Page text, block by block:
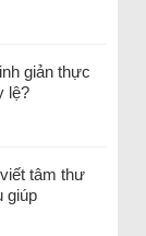
giản thực
lệ?
tâm thư
giúp